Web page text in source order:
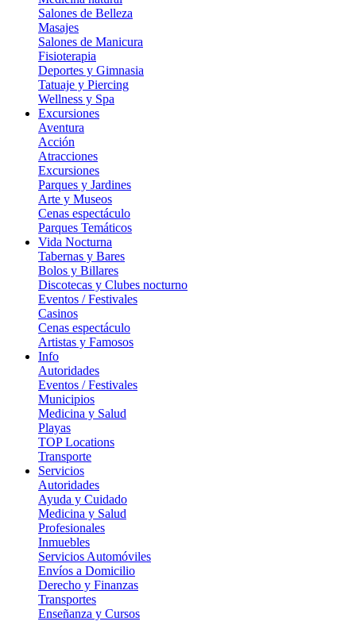
Salones de Belleza
Masajes
Salones de Manicura
Fisioterapia
Deportes y Gimnasia
Tatuaje y Piercing
Wellness y Spa
Excursiones
Aventura
Acción
Atracciones
Excursiones
Parques y Jardines
Arte y Museos
Cenas espectáculo
Parques Temáticos
Vida Nocturna
Tabernas y Bares
Bolos y Billares
Discotecas y Clubes nocturno
Eventos / Festivales
Casinos
Cenas espectáculo
Artistas y Famosos
Info
Autoridades
Eventos / Festivales
Municipios
Medicina y Salud
Playas
TOP Locations
Transporte
Servicios
Autoridades
Ayuda y Cuidado
Medicina y Salud
Profesionales
Inmuebles
Servicios Automóviles
Envíos a Domicilio
Derecho y Finanzas
Transportes
Enseñanza y Cursos